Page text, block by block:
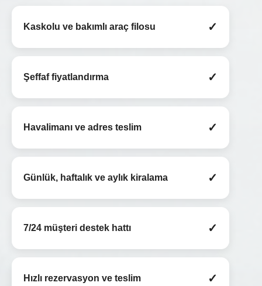
Kaskolu ve bakımlı araç filosu ✓
Şeffaf fiyatlandırma ✓
Havalimanı ve adres teslim ✓
Günlük, haftalık ve aylık kiralama ✓
7/24 müşteri destek hattı ✓
Hızlı rezervasyon ve teslim ✓